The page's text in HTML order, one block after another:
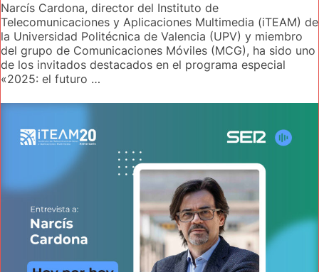
Narcís Cardona, director del Instituto de
Telecomunicaciones y Aplicaciones Multimedia (iTEAM) de
la Universidad Politécnica de Valencia (UPV) y miembro
del grupo de Comunicaciones Móviles (MCG), ha sido uno
de los invitados destacados en el programa especial
«2025: el futuro …